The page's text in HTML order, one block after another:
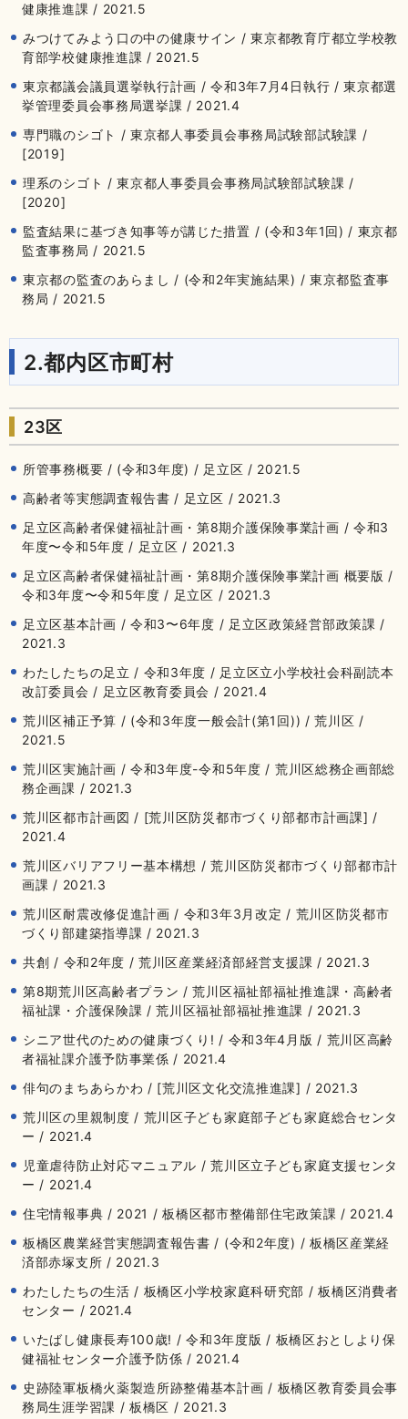
健康推進課 / 2021.5
みつけてみよう口の中の健康サイン / 東京都教育庁都立学校教
育部学校健康推進課 / 2021.5
東京都議会議員選挙執行計画 / 令和3年7月4日執行 / 東京都選
挙管理委員会事務局選挙課 / 2021.4
専門職のシゴト / 東京都人事委員会事務局試験部試験課 /
[2019]
理系のシゴト / 東京都人事委員会事務局試験部試験課 /
[2020]
監査結果に基づき知事等が講じた措置 / (令和3年1回) / 東京都
監査事務局 / 2021.5
東京都の監査のあらまし / (令和2年実施結果) / 東京都監査事
務局 / 2021.5
2.都内区市町村
23区
所管事務概要 / (令和3年度) / 足立区 / 2021.5
高齢者等実態調査報告書 / 足立区 / 2021.3
足立区高齢者保健福祉計画・第8期介護保険事業計画 / 令和3
年度〜令和5年度 / 足立区 / 2021.3
足立区高齢者保健福祉計画・第8期介護保険事業計画 概要版 /
令和3年度〜令和5年度 / 足立区 / 2021.3
足立区基本計画 / 令和3〜6年度 / 足立区政策経営部政策課 /
2021.3
わたしたちの足立 / 令和3年度 / 足立区立小学校社会科副読本
改訂委員会 / 足立区教育委員会 / 2021.4
荒川区補正予算 / (令和3年度一般会計(第1回)) / 荒川区 /
2021.5
荒川区実施計画 / 令和3年度-令和5年度 / 荒川区総務企画部総
務企画課 / 2021.3
荒川区都市計画図 / [荒川区防災都市づくり部都市計画課] /
2021.4
荒川区バリアフリー基本構想 / 荒川区防災都市づくり部都市計
画課 / 2021.3
荒川区耐震改修促進計画 / 令和3年3月改定 / 荒川区防災都市
づくり部建築指導課 / 2021.3
共創 / 令和2年度 / 荒川区産業経済部経営支援課 / 2021.3
第8期荒川区高齢者プラン / 荒川区福祉部福祉推進課・高齢者
福祉課・介護保険課 / 荒川区福祉部福祉推進課 / 2021.3
シニア世代のための健康づくり! / 令和3年4月版 / 荒川区高齢
者福祉課介護予防事業係 / 2021.4
俳句のまちあらかわ / [荒川区文化交流推進課] / 2021.3
荒川区の里親制度 / 荒川区子ども家庭部子ども家庭総合センタ
ー / 2021.4
児童虐待防止対応マニュアル / 荒川区立子ども家庭支援センタ
ー / 2021.4
住宅情報事典 / 2021 / 板橋区都市整備部住宅政策課 / 2021.4
板橋区農業経営実態調査報告書 / (令和2年度) / 板橋区産業経
済部赤塚支所 / 2021.3
わたしたちの生活 / 板橋区小学校家庭科研究部 / 板橋区消費者
センター / 2021.4
いたばし健康長寿100歳! / 令和3年度版 / 板橋区おとしより保
健福祉センター介護予防係 / 2021.4
史跡陸軍板橋火薬製造所跡整備基本計画 / 板橋区教育委員会事
務局生涯学習課 / 板橋区 / 2021.3